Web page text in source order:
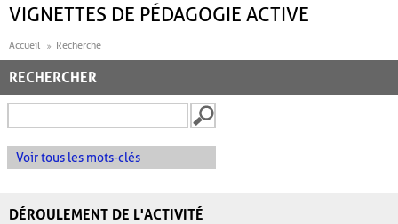
VIGNETTES DE PÉDAGOGIE ACTIVE
Accueil Recherche
RECHERCHER
Voir tous les mots-clés
DÉROULEMENT DE L'ACTIVITÉ